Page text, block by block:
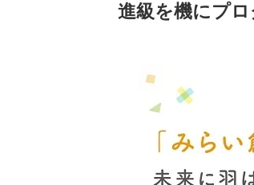
進級を機にプ